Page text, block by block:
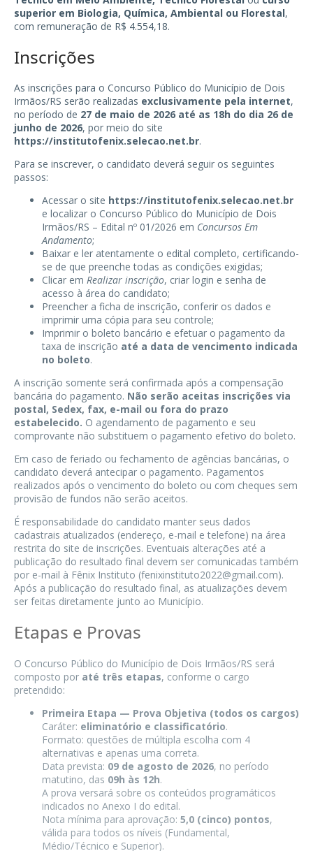
superior em Biologia, Química, Ambiental ou Florestal,
com remuneração de R$ 4.554,18.
Inscrições
As inscrições para o Concurso Público do Município de Dois
Irmãos/RS serão realizadas exclusivamente pela internet,
no período de 27 de maio de 2026 até as 18h do dia 26 de
junho de 2026, por meio do site
https://institutofenix.selecao.net.br.
Para se inscrever, o candidato deverá seguir os seguintes
passos:
Acessar o site https://institutofenix.selecao.net.br
e localizar o Concurso Público do Município de Dois
Irmãos/RS – Edital nº 01/2026 em Concursos Em
Andamento;
Baixar e ler atentamente o edital completo, certificando-
se de que preenche todas as condições exigidas;
Clicar em Realizar inscrição, criar login e senha de
acesso à área do candidato;
Preencher a ficha de inscrição, conferir os dados e
imprimir uma cópia para seu controle;
Imprimir o boleto bancário e efetuar o pagamento da
taxa de inscrição até a data de vencimento indicada
no boleto.
A inscrição somente será confirmada após a compensação
bancária do pagamento. Não serão aceitas inscrições via
postal, Sedex, fax, e-mail ou fora do prazo
estabelecido. O agendamento de pagamento e seu
comprovante não substituem o pagamento efetivo do boleto.
Em caso de feriado ou fechamento de agências bancárias, o
candidato deverá antecipar o pagamento. Pagamentos
realizados após o vencimento do boleto ou com cheques sem
provisão de fundos não serão aceitos.
É responsabilidade do candidato manter seus dados
cadastrais atualizados (endereço, e-mail e telefone) na área
restrita do site de inscrições. Eventuais alterações até a
publicação do resultado final devem ser comunicadas também
por e-mail à Fênix Instituto (fenixinstituto2022@gmail.com).
Após a publicação do resultado final, as atualizações devem
ser feitas diretamente junto ao Município.
Etapas e Provas
O Concurso Público do Município de Dois Irmãos/RS será
composto por até três etapas, conforme o cargo
pretendido:
Primeira Etapa — Prova Objetiva (todos os cargos)
Caráter: eliminatório e classificatório.
Formato: questões de múltipla escolha com 4
alternativas e apenas uma correta.
Data prevista: 09 de agosto de 2026, no período
matutino, das 09h às 12h.
A prova versará sobre os conteúdos programáticos
indicados no Anexo I do edital.
Nota mínima para aprovação: 5,0 (cinco) pontos,
válida para todos os níveis (Fundamental,
Médio/Técnico e Superior).